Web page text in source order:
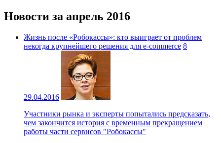
Новости за апрель 2016
Жизнь после «Робокассы»: кто выиграет от проблем
некогда крупнейшего решения для e-commerce 8
29.04.2016
Участники рынка и эксперты попытались предсказать,
чем закончится история с временным прекращением
работы части сервисов "Робокассы"